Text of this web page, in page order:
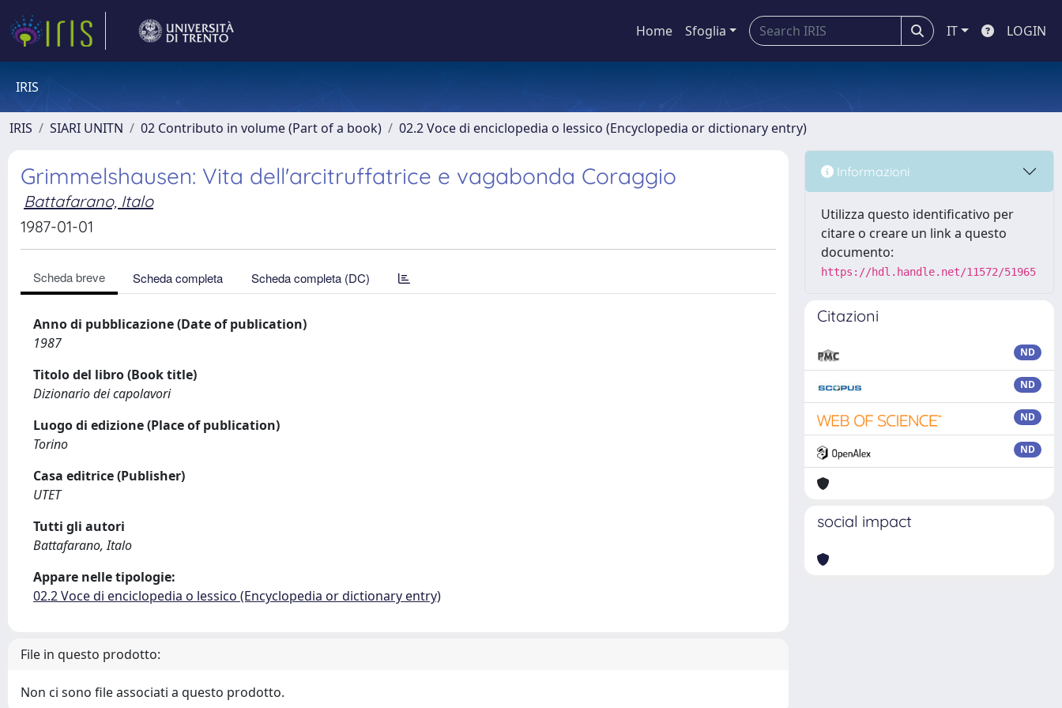
Home Sfoglia IT LOGIN
IRIS
IRIS SIARI UNITN 02 Contributo in volume (Part of a book) 02.2 Voce di enciclopedia o lessico (Encyclopedia or dictionary entry)
Grimmelshausen: Vita dell'arcitruffatrice e vagabonda Coraggio
Battafarano, Italo
1987-01-01
Scheda breve Scheda completa Scheda completa (DC)
Anno di pubblicazione (Date of publication)
1987
Titolo del libro (Book title)
Dizionario dei capolavori
Luogo di edizione (Place of publication)
Torino
Casa editrice (Publisher)
UTET
Tutti gli autori
Battafarano, Italo
Appare nelle tipologie:
02.2 Voce di enciclopedia o lessico (Encyclopedia or dictionary entry)
File in questo prodotto:
Non ci sono file associati a questo prodotto.
Informazioni
Utilizza questo identificativo per
citare o creare un link a questo
documento:
https://hdl.handle.net/11572/51965
Citazioni
ND
ND
ND
ND
social impact